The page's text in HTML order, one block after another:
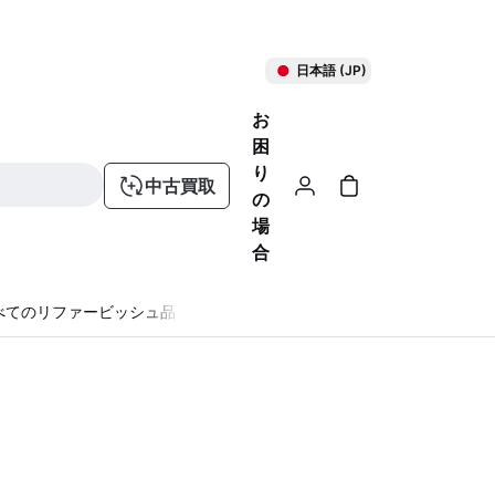
日本語 (JP)
中古買取
お
困
り
の
場
合
てのリファービッシュ品